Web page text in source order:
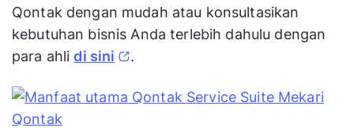
Qontak dengan mudah atau konsultasikan
kebutuhan bisnis Anda terlebih dahulu dengan
para ahlidi sini .